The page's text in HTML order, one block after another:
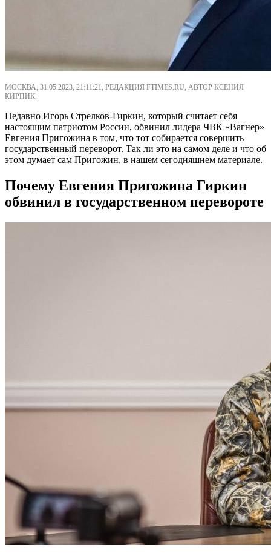
МОСКВА, 31.05.2023, 21:11:21, РЕДАКЦИЯ FTIMES.RU, АВТОР КСЕНИЯ
КИРПИК.
Недавно Игорь Стрелков-Гиркин, который считает себя
настоящим патриотом России, обвинил лидера ЧВК «Вагнер»
Евгения Пригожина в том, что тот собирается совершить
государственный переворот. Так ли это на самом деле и что об
этом думает сам Пригожин, в нашем сегодняшнем материале.
Почему Евгения Пригожина Гиркин
обвинил в государственном перевороте